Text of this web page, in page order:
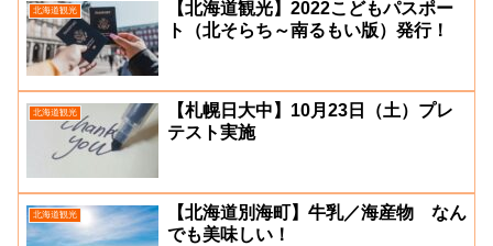
北海道観光
【北海道観光】2022こどもパスポー
ト（北そらち～南るもい版）発行！
北海道観光
【札幌日大中】10月23日（土）プレ
テスト実施
北海道観光
【北海道別海町】牛乳／海産物 なん
でも美味しい！